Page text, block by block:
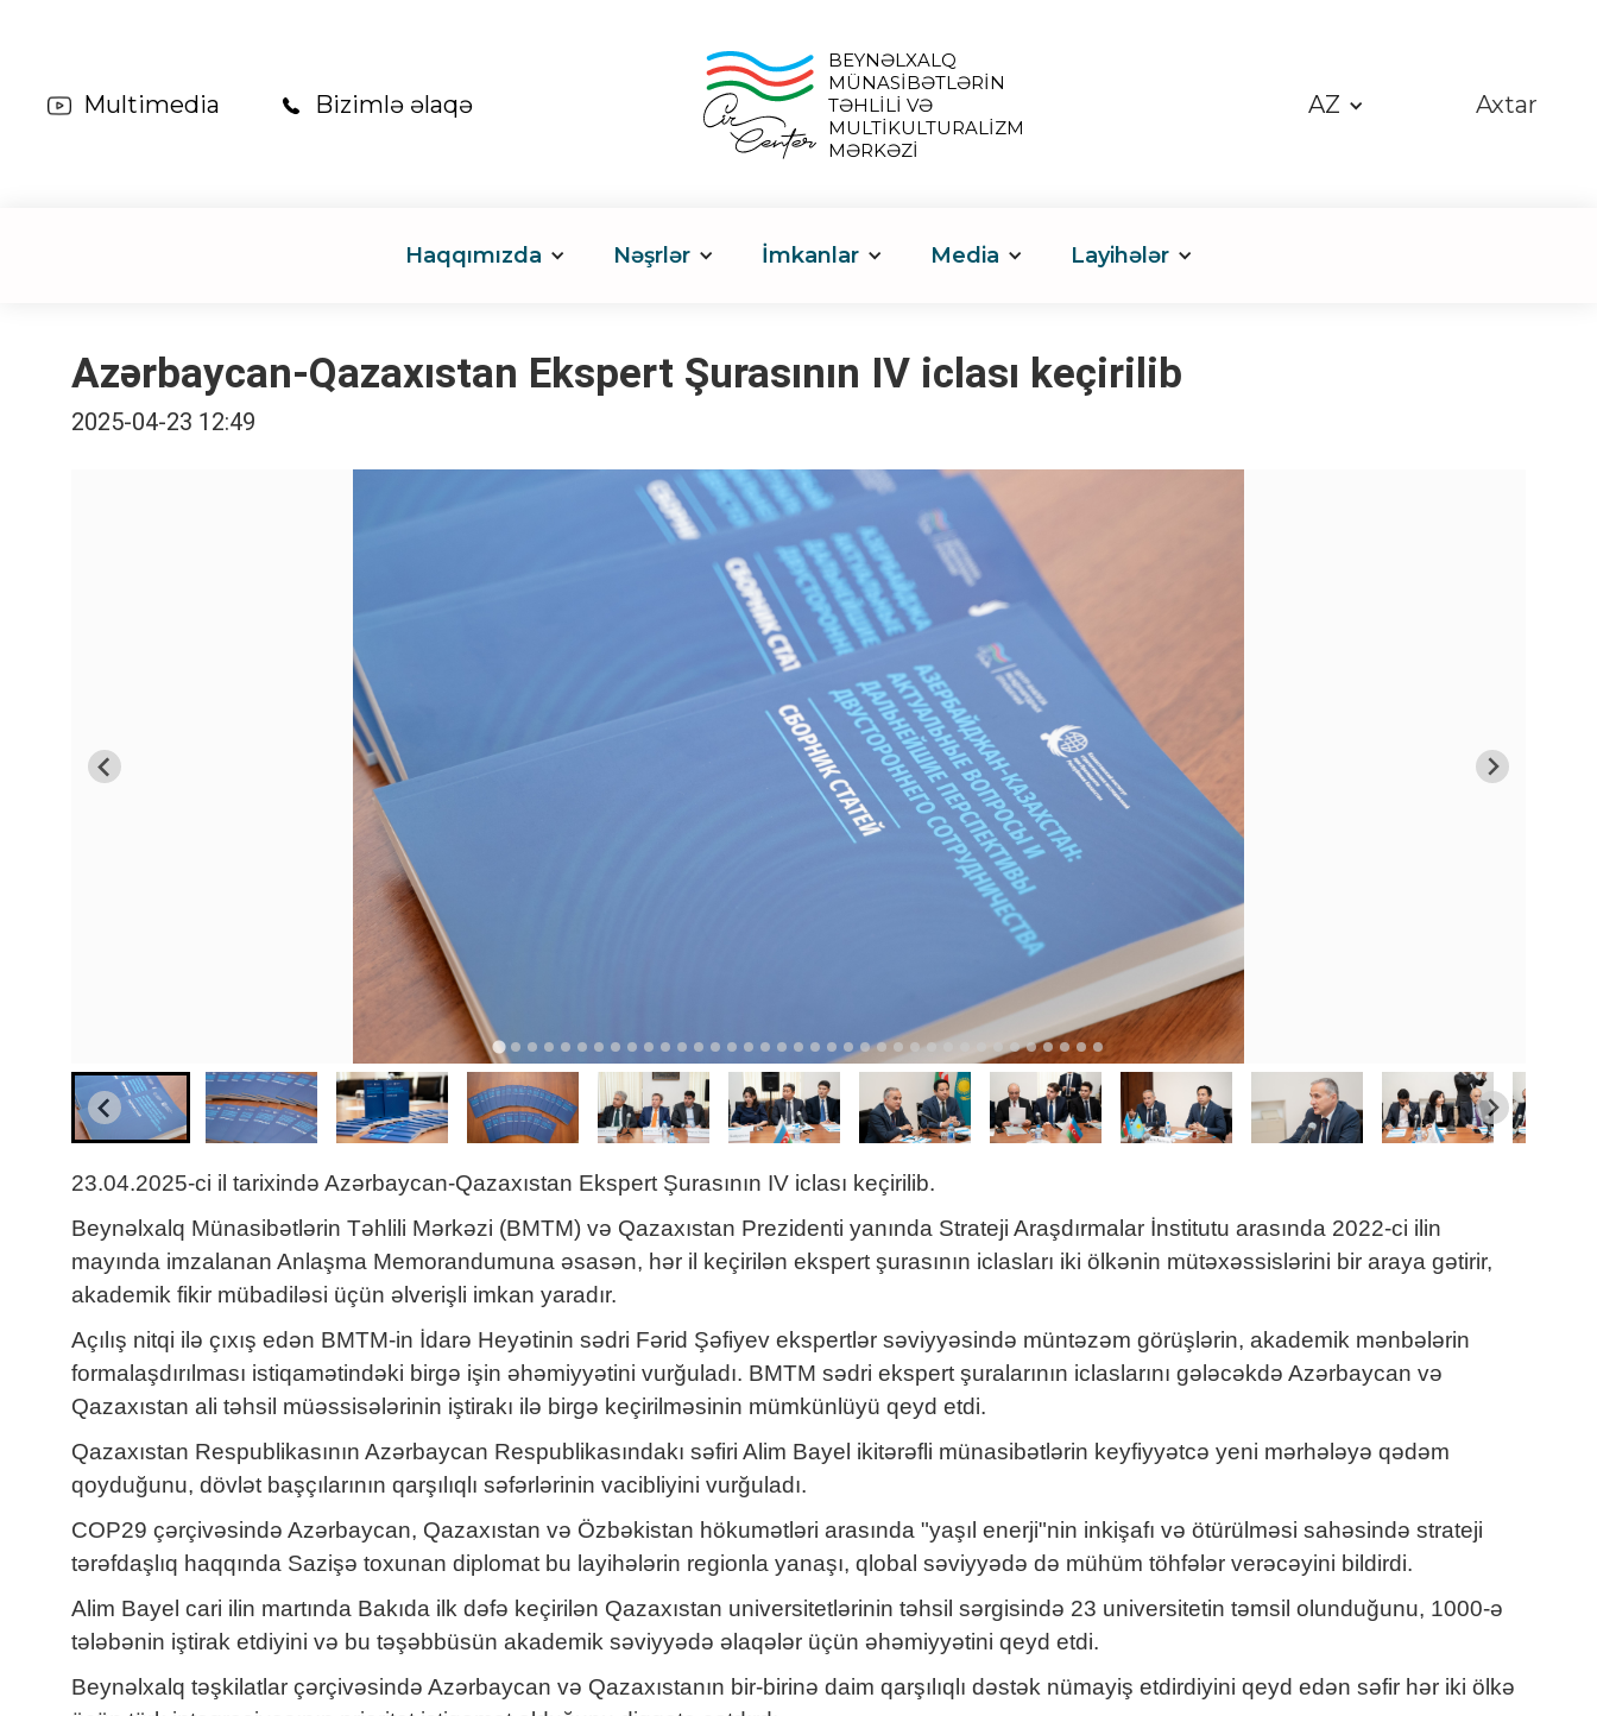
Multimedia Bizimlə əlaqə
BEYNƏLXALQ
MÜNASİBƏTLƏRİN
TƏHLİLİ VƏ
MULTİKULTURALİZM
MƏRKƏZİ
AZ Axtar
Haqqımızda Nəşrlər İmkanlar Media Layihələr
Azərbaycan-Qazaxıstan Ekspert Şurasının IV iclası keçirilib
2025-04-23 12:49
23.04.2025-ci il tarixində Azərbaycan-Qazaxıstan Ekspert Şurasının IV iclası keçirilib.
Beynəlxalq Münasibətlərin Təhlili Mərkəzi (BMTM) və Qazaxıstan Prezidenti yanında Strateji Araşdırmalar İnstitutu arasında 2022-ci ilin
mayında imzalanan Anlaşma Memorandumuna əsasən, hər il keçirilən ekspert şurasının iclasları iki ölkənin mütəxəssislərini bir araya gətirir,
akademik fikir mübadiləsi üçün əlverişli imkan yaradır.
Açılış nitqi ilə çıxış edən BMTM-in İdarə Heyətinin sədri Fərid Şəfiyev ekspertlər səviyyəsində müntəzəm görüşlərin, akademik mənbələrin
formalaşdırılması istiqamətindəki birgə işin əhəmiyyətini vurğuladı. BMTM sədri ekspert şuralarının iclaslarını gələcəkdə Azərbaycan və
Qazaxıstan ali təhsil müəssisələrinin iştirakı ilə birgə keçirilməsinin mümkünlüyü qeyd etdi.
Qazaxıstan Respublikasının Azərbaycan Respublikasındakı səfiri Alim Bayel ikitərəfli münasibətlərin keyfiyyətcə yeni mərhələyə qədəm
qoyduğunu, dövlət başçılarının qarşılıqlı səfərlərinin vacibliyini vurğuladı.
COP29 çərçivəsində Azərbaycan, Qazaxıstan və Özbəkistan hökumətləri arasında "yaşıl enerji"nin inkişafı və ötürülməsi sahəsində strateji
tərəfdaşlıq haqqında Sazişə toxunan diplomat bu layihələrin regionla yanaşı, qlobal səviyyədə də mühüm töhfələr verəcəyini bildirdi.
Alim Bayel cari ilin martında Bakıda ilk dəfə keçirilən Qazaxıstan universitetlərinin təhsil sərgisində 23 universitetin təmsil olunduğunu, 1000-ə
tələbənin iştirak etdiyini və bu təşəbbüsün akademik səviyyədə əlaqələr üçün əhəmiyyətini qeyd etdi.
Beynəlxalq təşkilatlar çərçivəsində Azərbaycan və Qazaxıstanın bir-birinə daim qarşılıqlı dəstək nümayiş etdirdiyini qeyd edən səfir hər iki ölkə